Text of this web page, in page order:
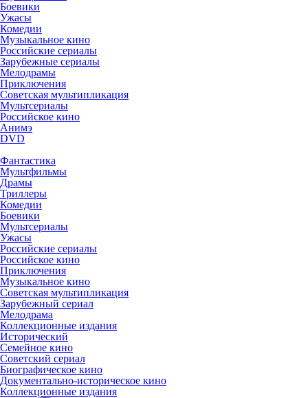
Боевики
Ужасы
Комедии
Музыкальное кино
Российские сериалы
Зарубежные сериалы
Мелодрамы
Приключения
Советская мультипликация
Мультсериалы
Российское кино
Анимэ
DVD
Фантастика
Мультфильмы
Драмы
Триллеры
Комедии
Боевики
Мультсериалы
Ужасы
Российские сериалы
Российское кино
Приключения
Музыкальное кино
Советская мультипликация
Зарубежный сериал
Мелодрама
Коллекционные издания
Исторический
Семейное кино
Советский сериал
Биографическое кино
Документально-историческое кино
Коллекционные издания